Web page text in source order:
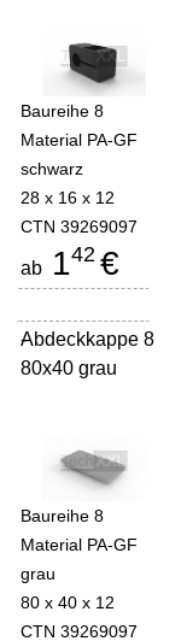
Baureihe 8
Material PA-GF
schwarz
28 x 16 x 12
CTN 39269097
ab 142 €
Abdeckkappe 8
80x40 grau
-
Baureihe 8
Material PA-GF
grau
80 x 40 x 12
CTN 39269097